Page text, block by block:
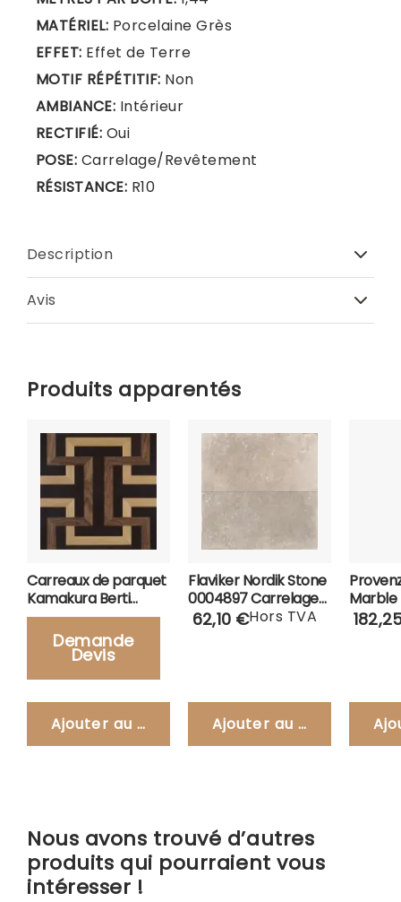
MATÉRIEL: Porcelaine Grès
EFFET: Effet de Terre
MOTIF RÉPÉTITIF: Non
AMBIANCE: Intérieur
RECTIFIÉ: Oui
POSE: Carrelage/Revêtement
RÉSISTANCE: R10
Description
Avis
Produits apparentés
Carreaux de parquet
Kamakura Berti
Square Space
Demande
Devis
Ajouter au panier
Flaviker Nordik Stone
0004897 Carrelage
60x60-Sable
62,10 €Hors TVA
Ajouter au panier
Marble
Nous avons trouvé d’autres
produits qui pourraient vous
intéresser !